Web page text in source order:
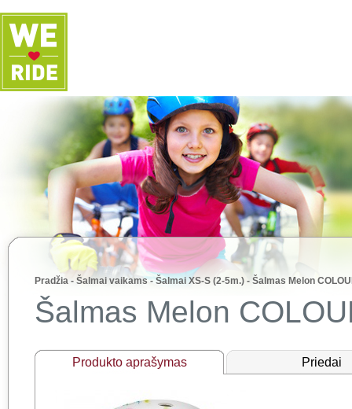
Pradžia - Šalmai vaikams - Šalmai XS-S (2-5m.) - Šalmas Melon
Šalmas Melon
Produkto aprašymas Priedai